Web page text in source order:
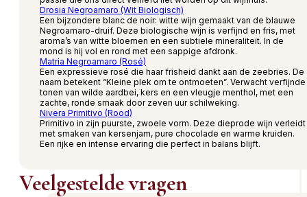
Drosia Negroamaro (Wit Biologisch)
Een bijzondere blanc de noir: witte wijn gemaakt van de blauwe
Negroamaro-druif. Deze biologische wijn is verfijnd en fris, met
aroma’s van witte bloemen en een subtiele mineraliteit. In de
mond is hij vol en rond met een sappige afdronk.
Matria Negroamaro (Rosé)
Een expressieve rosé die haar frisheid dankt aan de zeebries. De
naam betekent “Kleine plek om te ontmoeten”. Verwacht verfijnde
tonen van wilde aardbei, kers en een vleugje menthol, met een
zachte, ronde smaak door zeven uur schilweking.
Nivera Primitivo (Rood)
Primitivo in zijn puurste, zwoele vorm. Deze dieprode wijn verleidt
met smaken van kersenjam, pure chocolade en warme kruiden.
Een rijke en intense ervaring die perfect in balans blijft.
Veelgestelde vragen